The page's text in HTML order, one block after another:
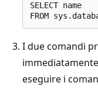
SELECT name
I due comandi
eseguire i